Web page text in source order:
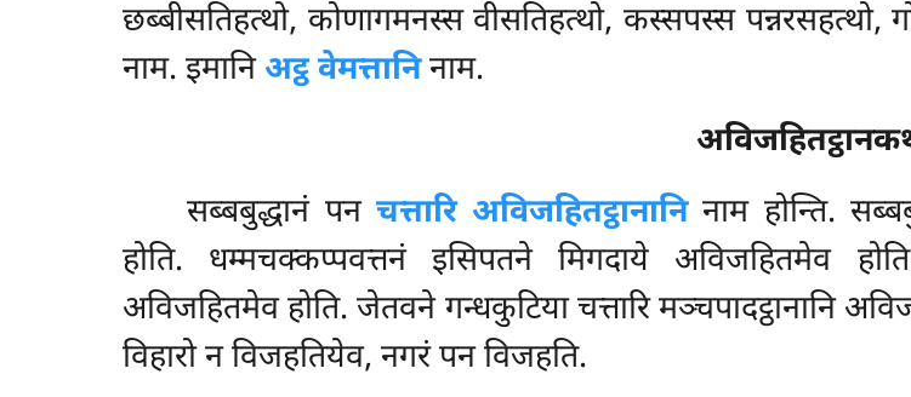
छब्बीसतिहत्थो, कोणागमनस्स वीसतिहत्थो, कस्सपस्स पन्नरसहत्थो,
नाम. इमानि अट्ठ वेमत्तानिनाम.
सब्बबुद्धानं पन चत्तारि अविजहितट्ठानानिनाम होन्ति.
होति. धम्मचक्कप्पवत्तनं इसिपतने मिगदाये अविजहितमेव
अविजहितमेव होति. जेतवने गन्धकुटिया चत्तारि मञ्चपादट्ठानानि
विहारो न विजहतियेव, नगरं पन विजहति.